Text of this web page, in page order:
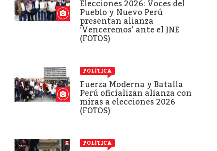
Elecciones 2026: Voces del
Pueblo y Nuevo Perú
presentan alianza
‘Venceremos’ ante el JNE
(FOTOS)
POLÍTICA
Fuerza Moderna y Batalla
Perú oficializan alianza con
miras a elecciones 2026
(FOTOS)
POLÍTICA